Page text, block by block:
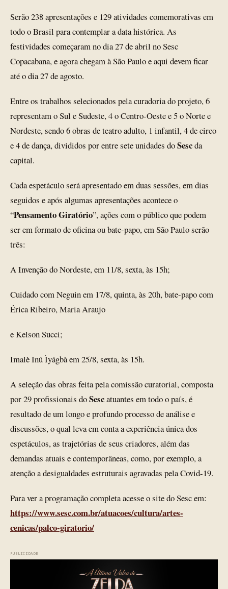
Serão 238 apresentações e 129 atividades comemorativas em
todo o Brasil para contemplar a data histórica. As
festividades começaram no dia 27 de abril no Sesc
Copacabana, e agora chegam à São Paulo e aqui devem ficar
até o dia 27 de agosto.
Entre os trabalhos selecionados pela curadoria do projeto, 6
representam o Sul e Sudeste, 4 o Centro-Oeste e 5 o Norte e
Nordeste, sendo 6 obras de teatro adulto, 1 infantil, 4 de circo
e 4 de dança, divididos por entre sete unidades doSescda
capital.
Cada espetáculo será apresentado em duas sessões, em dias
seguidos e após algumas apresentações acontece o
“Pensamento Giratório”, ações com o público que podem
ser em formato de oficina ou bate-papo, em São Paulo serão
três:
A Invenção do Nordeste, em 11/8, sexta, às 15h;
Cuidado com Neguin em 17/8, quinta, às 20h, bate-papo com
Érica Ribeiro, Maria Araujo
e Kelson Succi;
Imalè Inú Ìyágbà em 25/8, sexta, às 15h.
A seleção das obras feita pela comissão curatorial, composta
por 29 profissionais doSescatuantes em todo o país, é
resultado de um longo e profundo processo de análise e
discussões, o qual leva em conta a experiência única dos
espetáculos, as trajetórias de seus criadores, além das
demandas atuais e contemporâneas, como, por exemplo, a
atenção a desigualdades estruturais agravadas pela Covid-19.
Para ver a programação completa acesse o site do Sesc em:
https://www.sesc.com.br/atuacoes/cultura/artes-
cenicas/palco-giratorio/
PUBLICIDADE